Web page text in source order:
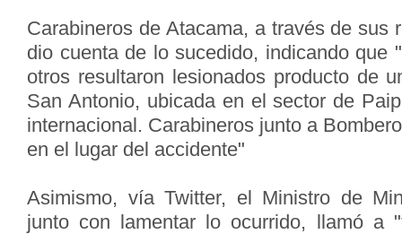
Carabineros de Atacama, a través de sus
dio cuenta de lo sucedido, indicando que
otros resultaron lesionados producto de
San Antonio, ubicada en el sector de
internacional. Carabineros junto a
en el lugar del accidente"
Asimismo, vía Twitter, el Ministro de
junto con lamentar lo ocurrido, llamó a